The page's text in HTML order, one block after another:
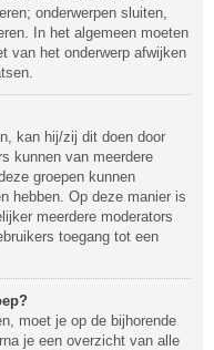
onderwerpen sluiten,
In het algemeen moeten
van het onderwerp afwijken
kan hij/zij dit doen door
kunnen van meerdere
groepen kunnen
hebben. Op deze manier is
meerdere moderators
toegang tot een
moet je op de bijhorende
je een overzicht van alle